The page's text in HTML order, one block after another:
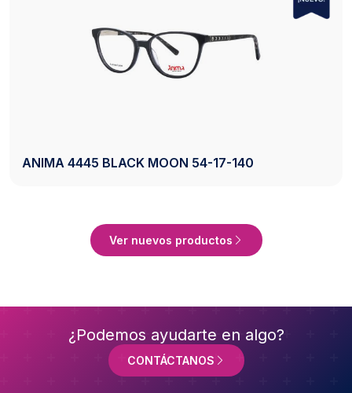
140 AXESS 2742 BLACK 50-20-140
Ver nuevos productos
¿Podemos ayudarte en algo?
CONTÁCTANOS